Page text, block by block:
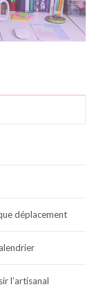
déplacement
l’artisanal